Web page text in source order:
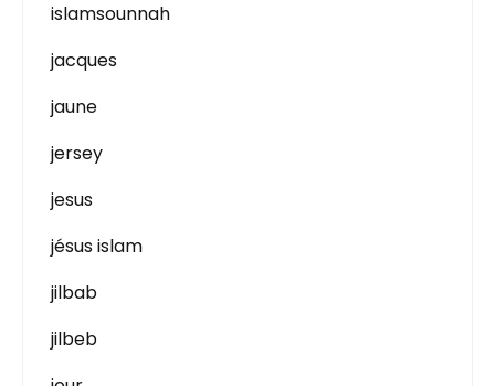
islamsounnah
jacques
jaune
jersey
jesus
jésus islam
jilbab
jilbeb